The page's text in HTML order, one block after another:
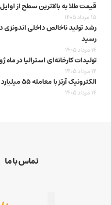
قیمت طلا به بالاترین سطح از
15 مرداد 1405
رسید
14 مرداد 1405
تولیدات کارخانه‌ای استرالیا در
14 مرداد 1405
الکترونیک آرتز با معامله ۵۵ میلیارد دلاری واگذار شد
14 مرداد 1405
تماس با ما